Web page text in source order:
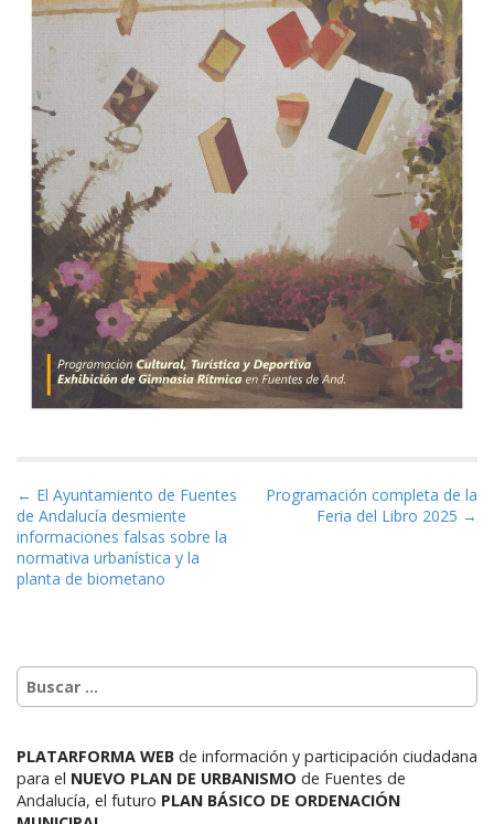
Navegación de entradas
← El Ayuntamiento de Fuentes
de Andalucía desmiente
informaciones falsas sobre la
normativa urbanística y la
planta de biometano
Programación completa de la
Feria del Libro 2025 →
PLATARFORMA WEB de información y participación ciudadana
para el NUEVO PLAN DE URBANISMO de Fuentes de
Andalucía, el futuro PLAN BÁSICO DE ORDENACIÓN